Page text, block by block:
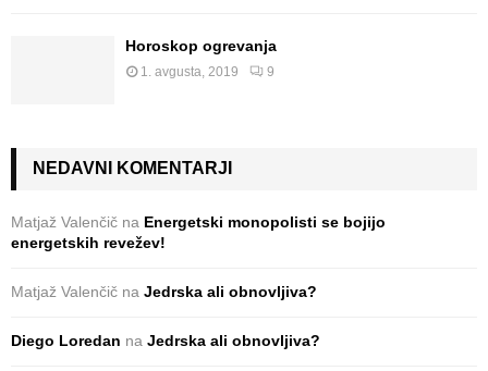
Horoskop ogrevanja
1. avgusta, 2019 9
NEDAVNI KOMENTARJI
Matjaž Valenčič na Energetski monopolisti se bojijo
energetskih revežev!
Matjaž Valenčič na Jedrska ali obnovljiva?
Diego Loredan na Jedrska ali obnovljiva?